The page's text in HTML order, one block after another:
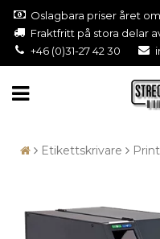
Oslagbara priser året om
Fraktfritt på stora delar
+46 (0)31-27 42 30
Etikettskrivare